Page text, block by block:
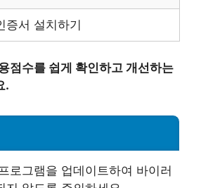
증서 설치하기
점수를 쉽게 확인하고 개선하는
.
로그램을 업데이트하여 바이러